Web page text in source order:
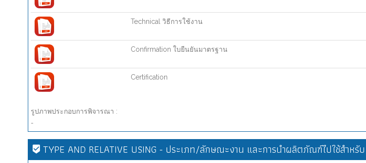
Technical วิธีการใช้งาน
Confirmation ใบยืนยันมาตรฐาน
Certification
รูปภาพประกอบการพิจารณา :
-
TYPE AND RELATIVE USING - ประเภท/ลักษณะงาน และการนำผลิตภัณฑ์ไปใช้สำหรับ